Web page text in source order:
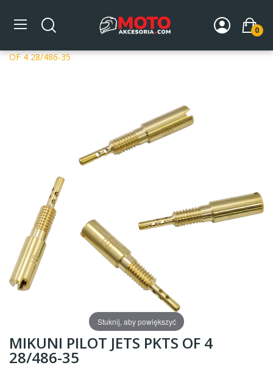
0
Strona główna DLA MOTOCYKLA
Układ paliwowy
OF 4 28/486-35
Stuknij, aby powiększyć
MIKUNI PILOT JETS PKTS OF 4
28/486-35